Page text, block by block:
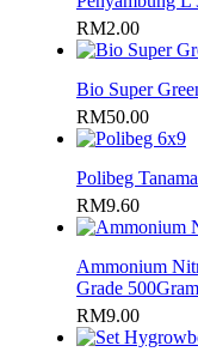
RM2.00
Bio Super
RM50.00
Polibeg
RM9.60
Ammonium
Grade 500Gram
RM9.00